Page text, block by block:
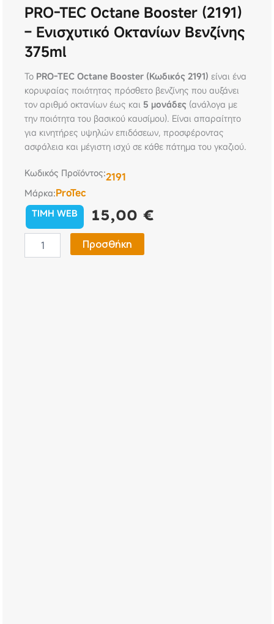
PRO-TEC Octane Booster (2191)
– Ενισχυτικό Οκτανίων Βενζίνης
375ml
Το PRO-TEC Octane Booster (Κωδικός 2191) είναι ένα
κορυφαίας ποιότητας πρόσθετο βενζίνης που αυξάνει
τον αριθμό οκτανίων έως και 5 μονάδες (ανάλογα με
την ποιότητα του βασικού καυσίμου). Είναι απαραίτητο
για κινητήρες υψηλών επιδόσεων, προσφέροντας
ασφάλεια και μέγιστη ισχύ σε κάθε πάτημα του γκαζιού.
Κωδικός Προϊόντος:2191
Μάρκα:ProTec
TIMH WEB 15,00€
Προσθήκη